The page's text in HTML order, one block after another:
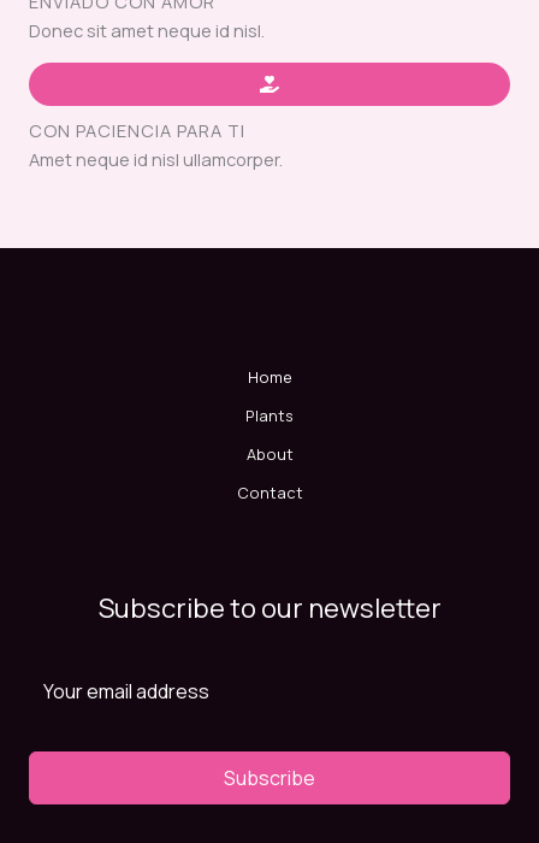
Donec sit amet neque id nisl.
CON PACIENCIA PARA TI
Amet neque id nisl ullamcorper.
Home
Plants
About
Contact
Subscribe to our newsletter
Subscribe